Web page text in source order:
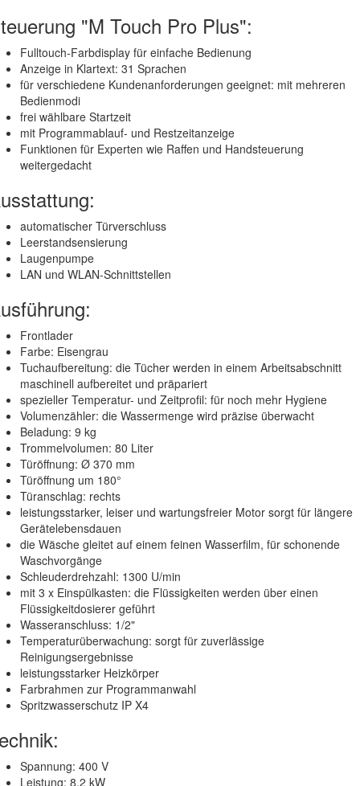
"M Touch Pro Plus":
Fulltouch-Farbdisplay für einfache Bedienung
Anzeige in Klartext: 31 Sprachen
für verschiedene Kundenanforderungen geeignet: mit mehreren
Bedienmodi
frei wählbare Startzeit
mit Programmablauf- und Restzeitanzeige
Funktionen für Experten wie Raffen und Handsteuerung
weitergedacht
automatischer Türverschluss
Leerstandsensierung
Laugenpumpe
LAN und WLAN-Schnittstellen
Frontlader
Farbe: Eisengrau
Tuchaufbereitung: die Tücher werden in einem Arbeitsabschnitt
maschinell aufbereitet und präpariert
spezieller Temperatur- und Zeitprofil: für noch mehr Hygiene
Volumenzähler: die Wassermenge wird präzise überwacht
Beladung: 9 kg
Trommelvolumen: 80 Liter
Türöffnung: Ø 370 mm
Türöffnung um 180°
Türanschlag: rechts
leistungsstarker, leiser und wartungsfreier Motor sorgt für längere
Gerätelebensdauen
die Wäsche gleitet auf einem feinen Wasserfilm, für schonende
Waschvorgänge
Schleuderdrehzahl: 1300 U/min
mit 3 x Einspülkasten: die Flüssigkeiten werden über einen
Flüssigkeitdosierer geführt
Wasseranschluss: 1/2"
Temperaturüberwachung: sorgt für zuverlässige
Reinigungsergebnisse
leistungsstarker Heizkörper
Farbrahmen zur Programmanwahl
Spritzwasserschutz IP X4
Spannung: 400 V
Leistung: 8,2 kW